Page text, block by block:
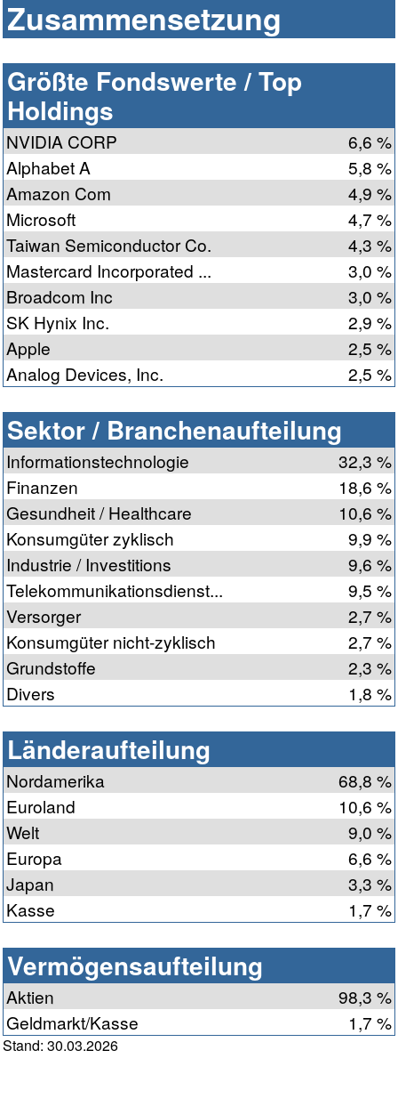
Zusammensetzung
Größte Fondswerte / Top
Holdings
NVIDIA CORP
6,6 %
Alphabet A
5,8 %
Amazon Com
4,9 %
Microsoft
4,7 %
Taiwan Semiconductor Co.
4,3 %
Mastercard Incorporated ...
3,0 %
Broadcom Inc
3,0 %
SK Hynix Inc.
2,9 %
Apple
2,5 %
Analog Devices, Inc.
2,5 %
Sektor / Branchenaufteilung
Informationstechnologie
32,3 %
Finanzen
18,6 %
Gesundheit / Healthcare
10,6 %
Konsumgüter zyklisch
9,9 %
Industrie / Investitions
9,6 %
Telekommunikationsdienst...
9,5 %
Versorger
2,7 %
Konsumgüter nicht-zyklisch
2,7 %
Grundstoffe
2,3 %
Divers
1,8 %
Länderaufteilung
Nordamerika
68,8 %
Euroland
10,6 %
Welt
9,0 %
Europa
6,6 %
Japan
3,3 %
Kasse
1,7 %
Vermögensaufteilung
Aktien
98,3 %
Geldmarkt/Kasse
1,7 %
Stand: 30.03.2026